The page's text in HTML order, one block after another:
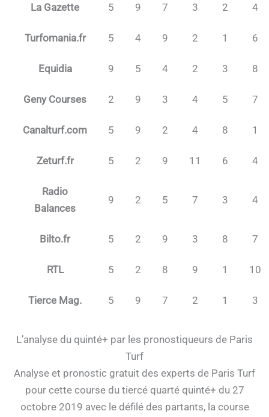
La Gazette 5 9 7 3 2 4
Turfomania.fr 5 4 9 2 1 6
Equidia 9 5 4 2 3 8
Geny Courses 2 9 3 4 5 7
Canalturf.com 5 9 2 4 8 1
Zeturf.fr 5 2 9 11 6 4
Radio
Balances
9 2 5 7 3 4
Bilto.fr 5 2 9 3 8 7
RTL 5 2 8 9 1 10
Tierce Mag. 5 9 7 2 1 3
L’analyse du quinté+ par les pronostiqueurs de Paris
Turf
Analyse et pronostic gratuit des experts de Paris Turf
pour cette course du tiercé quarté quinté+ du 27
octobre 2019 avec le défilé des partants, la course